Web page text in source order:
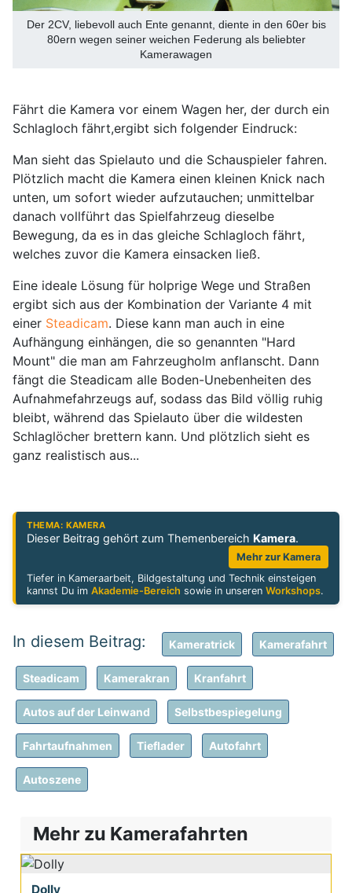
Der 2CV, liebevoll auch Ente genannt, diente in den 60er bis
80ern wegen seiner weichen Federung als beliebter
Kamerawagen
Fährt die Kamera vor einem Wagen her, der durch ein
Schlagloch fährt,ergibt sich folgender Eindruck:
Man sieht das Spielauto und die Schauspieler fahren.
Plötzlich macht die Kamera einen kleinen Knick nach
unten, um sofort wieder aufzutauchen; unmittelbar
danach vollführt das Spielfahrzeug dieselbe
Bewegung, da es in das gleiche Schlagloch fährt,
welches zuvor die Kamera einsacken ließ.
Eine ideale Lösung für holprige Wege und Straßen
ergibt sich aus der Kombination der Variante 4 mit
einer Steadicam. Diese kann man auch in eine
Aufhängung einhängen, die so genannten "Hard
Mount" die man am Fahrzeugholm anflanscht. Dann
fängt die Steadicam alle Boden-Unebenheiten des
Aufnahmefahrzeugs auf, sodass das Bild völlig ruhig
bleibt, während das Spielauto über die wildesten
Schlaglöcher brettern kann. Und plötzlich sieht es
ganz realistisch aus...
THEMA: KAMERA
Dieser Beitrag gehört zum Themenbereich Kamera.
Mehr zur Kamera
Tiefer in Kameraarbeit, Bildgestaltung und Technik einsteigen
kannst Du imAkademie-Bereich sowie in unserenWorkshops.
Kameratrick Kamerafahrt
Steadicam Kamerakran Kranfahrt
Autos auf der Leinwand Selbstbespiegelung
Fahrtaufnahmen Tieflader Autofahrt
Autoszene
Mehr zu Kamerafahrten
Dolly